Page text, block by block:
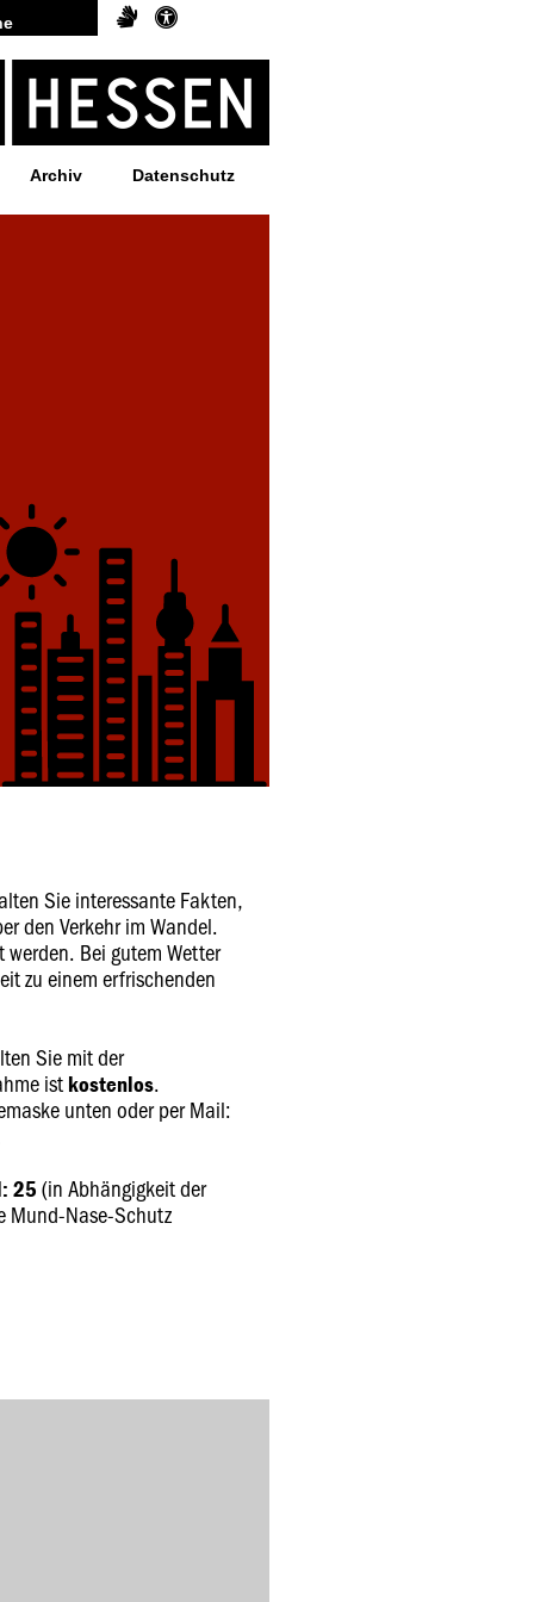
Archiv Datenschutz
Sie interessante Fakten,
den Verkehr im Wandel.
werden. Bei gutem Wetter
zu einem erfrischenden
Sie mit der
ist kostenlos.
unten oder per Mail:
25 (in Abhängigkeit der
Nase-Schutz